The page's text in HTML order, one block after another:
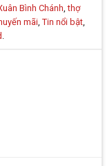
Bình Chánh ,thợ
mãi Tin nổi bật